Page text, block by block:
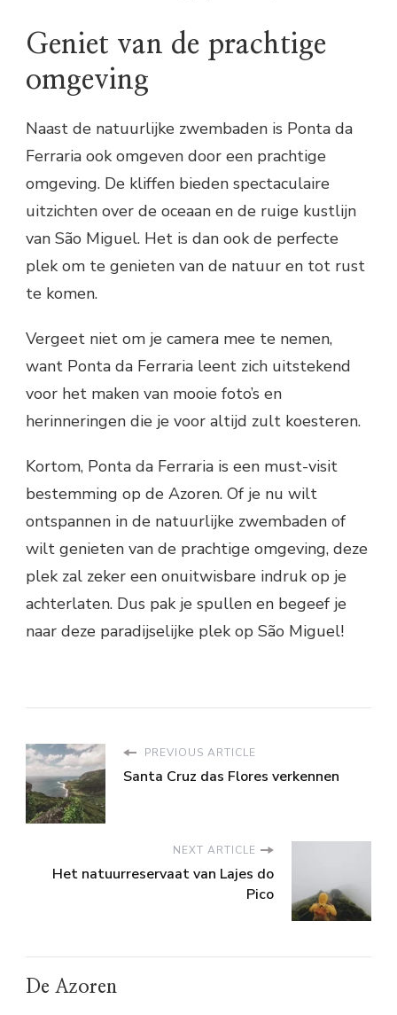
Geniet van de prachtige
omgeving
Naast de natuurlijke zwembaden is Ponta da
Ferraria ook omgeven door een prachtige
omgeving. De kliffen bieden spectaculaire
uitzichten over de oceaan en de ruige kustlijn
van São Miguel. Het is dan ook de perfecte
plek om te genieten van de natuur en tot rust
te komen.
Vergeet niet om je camera mee te nemen,
want Ponta da Ferraria leent zich uitstekend
voor het maken van mooie foto’s en
herinneringen die je voor altijd zult koesteren.
Kortom, Ponta da Ferraria is een must-visit
bestemming op de Azoren. Of je nu wilt
ontspannen in de natuurlijke zwembaden of
wilt genieten van de prachtige omgeving, deze
plek zal zeker een onuitwisbare indruk op je
achterlaten. Dus pak je spullen en begeef je
naar deze paradijselijke plek op São Miguel!
PREVIOUS ARTICLE
Santa Cruz das Flores verkennen
NEXT ARTICLE
Het natuurreservaat van Lajes do
Pico
De Azoren